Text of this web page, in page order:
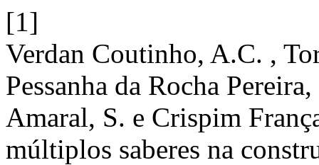
[1]
Verdan Coutinho, A.C. ,
Pessanha da Rocha
Amaral, S. e Crispim
múltiplos saberes na